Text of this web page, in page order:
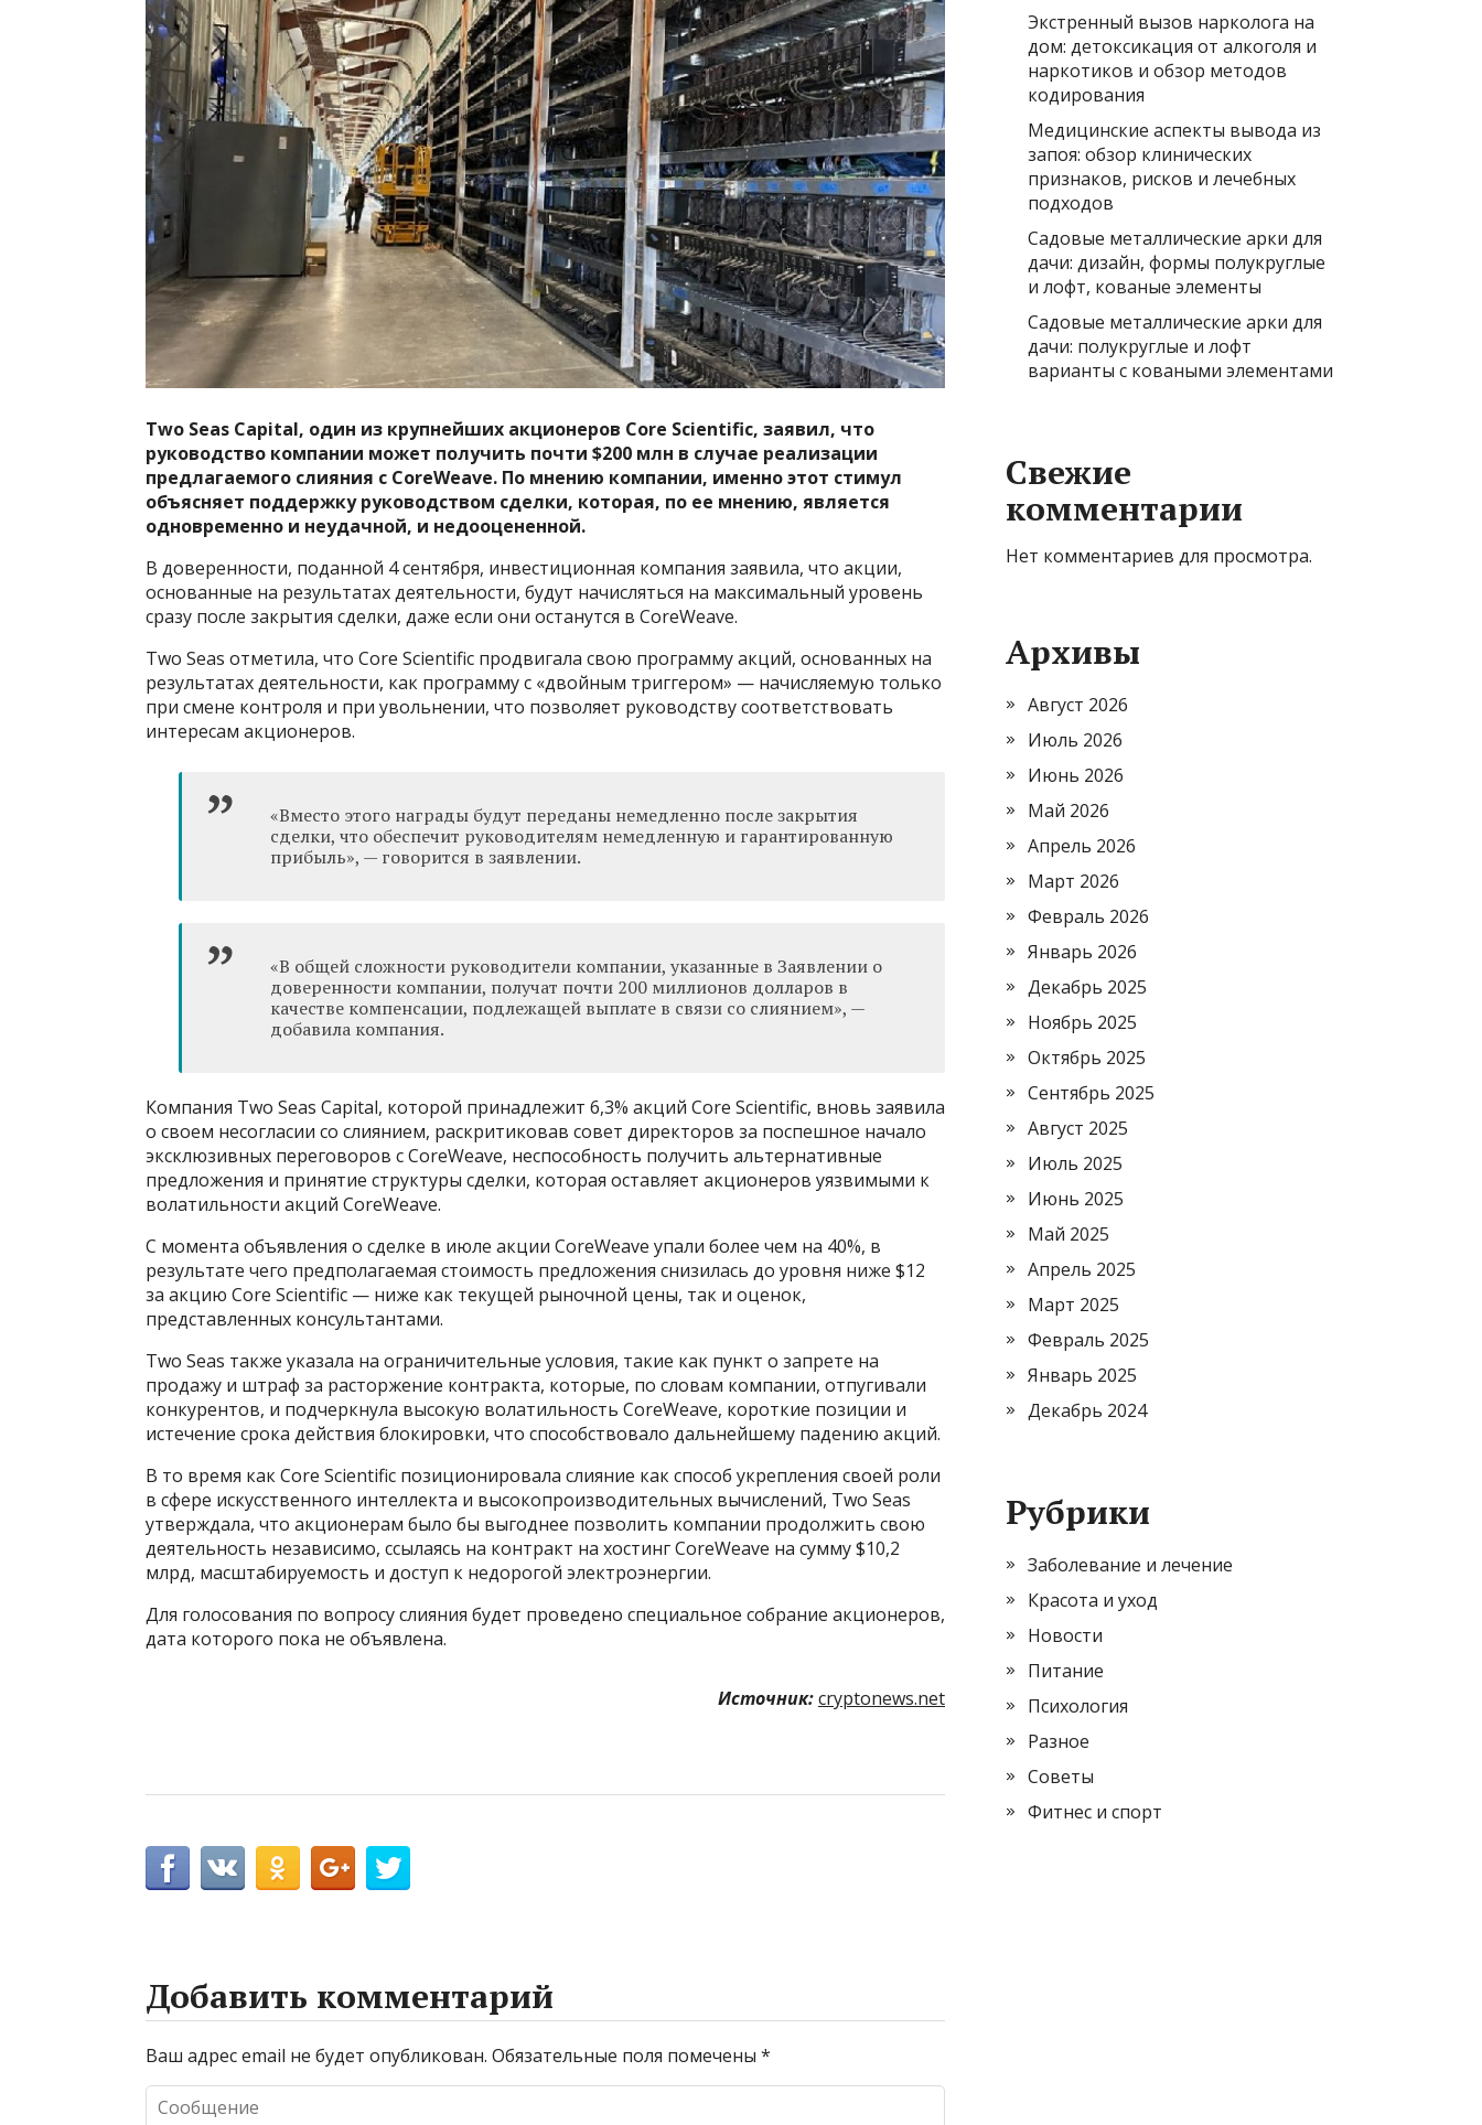
Two Seas Capital, один из крупнейших акционеров Core Scientific, заявил, что
руководство компании может получить почти $200 млн в случае реализации
предлагаемого слияния с CoreWeave. По мнению компании, именно этот стимул
объясняет поддержку руководством сделки, которая, по ее мнению, является
одновременно и неудачной, и недооцененной.
В доверенности, поданной 4 сентября, инвестиционная компания заявила, что акции,
основанные на результатах деятельности, будут начисляться на максимальный уровень
сразу после закрытия сделки, даже если они останутся в CoreWeave.
Two Seas отметила, что Core Scientific продвигала свою программу акций, основанных на
результатах деятельности, как программу с «двойным триггером» — начисляемую только
при смене контроля и при увольнении, что позволяет руководству соответствовать
интересам акционеров.
«Вместо этого награды будут переданы немедленно после закрытия
сделки, что обеспечит руководителям немедленную и гарантированную
прибыль», — говорится в заявлении.
«В общей сложности руководители компании, указанные в Заявлении о
доверенности компании, получат почти 200 миллионов долларов в
качестве компенсации, подлежащей выплате в связи со слиянием», —
добавила компания.
Компания Two Seas Capital, которой принадлежит 6,3% акций Core Scientific, вновь заявила
о своем несогласии со слиянием, раскритиковав совет директоров за поспешное начало
эксклюзивных переговоров с CoreWeave, неспособность получить альтернативные
предложения и принятие структуры сделки, которая оставляет акционеров уязвимыми к
волатильности акций CoreWeave.
С момента объявления о сделке в июле акции CoreWeave упали более чем на 40%, в
результате чего предполагаемая стоимость предложения снизилась до уровня ниже $12
за акцию Core Scientific — ниже как текущей рыночной цены, так и оценок,
представленных консультантами.
Two Seas также указала на ограничительные условия, такие как пункт о запрете на
продажу и штраф за расторжение контракта, которые, по словам компании, отпугивали
конкурентов, и подчеркнула высокую волатильность CoreWeave, короткие позиции и
истечение срока действия блокировки, что способствовало дальнейшему падению акций.
В то время как Core Scientific позиционировала слияние как способ укрепления своей роли
в сфере искусственного интеллекта и высокопроизводительных вычислений, Two Seas
утверждала, что акционерам было бы выгоднее позволить компании продолжить свою
деятельность независимо, ссылаясь на контракт на хостинг CoreWeave на сумму $10,2
млрд, масштабируемость и доступ к недорогой электроэнергии.
Для голосования по вопросу слияния будет проведено специальное собрание акционеров,
дата которого пока не объявлена.
Источник:cryptonews.net
Добавить комментарий
Ваш адрес email не будет опубликован. Обязательные поля помечены *
Экстренный вызов нарколога на
дом: детоксикация от алкоголя и
наркотиков и обзор методов
кодирования
Медицинские аспекты вывода из
запоя: обзор клинических
признаков, рисков и лечебных
подходов
Садовые металлические арки для
дачи: дизайн, формы полукруглые
и лофт, кованые элементы
Садовые металлические арки для
дачи: полукруглые и лофт
варианты с коваными элементами
Свежие
комментарии
Нет комментариев для просмотра.
Архивы
Август 2026
Июль 2026
Июнь 2026
Май 2026
Апрель 2026
Март 2026
Февраль 2026
Январь 2026
Декабрь 2025
Ноябрь 2025
Октябрь 2025
Сентябрь 2025
Август 2025
Июль 2025
Июнь 2025
Май 2025
Апрель 2025
Март 2025
Февраль 2025
Январь 2025
Декабрь 2024
Рубрики
Заболевание и лечение
Красота и уход
Новости
Питание
Психология
Разное
Советы
Фитнес и спорт